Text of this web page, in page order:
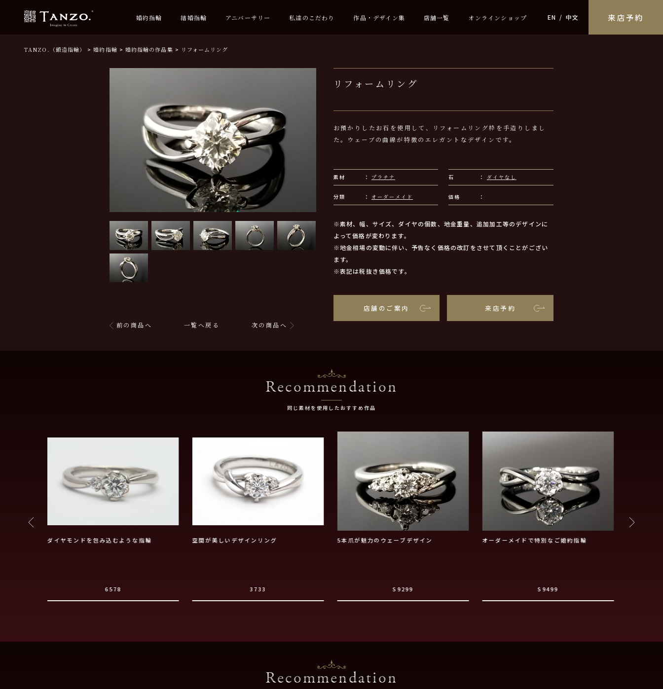
来店予約
婚約指輪 結婚指輪 アニバーサリー 私達のこだわり 作品・デザイン集 店舗一覧 オンラインショップ EN 中文
TANZO.（鍛造指輪） 婚約指輪 婚約指輪の作品集 リフォームリング
リフォームリング
お預かりしたお石を使用して、リフォームリング枠を手造りしまし
た。ウェーブの曲線が特徴のエレガントなデザインです。
素材 プラチナ 石 ダイヤなし
分類 オーダーメイド 価格
※素材、幅、サイズ、ダイヤの個数、地金重量、追加加工等のデザインに
よって価格が変わります。
※地金相場の変動に伴い、予告なく価格の改訂をさせて頂くことがござい
ます。
※表記は税抜き価格です。
店舗のご案内 来店予約
前の商品へ 一覧へ戻る 次の商品へ
Recommendation
同じ素材を使用したおすすめ作品
ダイヤモンドを包み込むような指輪
6578
空間が美しいデザインリング
3733
5本爪が魅力のウェーブデザイン
S9299
オーダーメイドで特別なご婚約指輪
S9499
Recommendation